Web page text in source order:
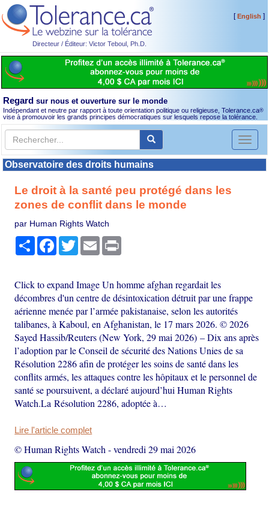
Directeur / Éditeur: Victor Teboul, Ph.D.
[English ]
Regard sur nous et ouverture sur le monde
Indépendant et neutre par rapport à toute orientation politique ou religieuse, Tolerance.ca®
vise à promouvoir les grands principes démocratiques sur lesquels repose la tolérance.
Toggle
Observatoire des droits humains
Le droit à la santé peu protégé dans les
zones de conflit dans le monde
par Human Rights Watch
PartagerFacebook
TwitterEmail
Click to expand Image Un homme afghan regardait les
décombres d'un centre de désintoxication détruit par une frappe
aérienne menée par l’armée pakistanaise, selon les autorités
talibanes, à Kaboul, en Afghanistan, le 17 mars 2026. © 2026
Sayed Hassib/Reuters (New York, 29 mai 2026) – Dix ans après
l’adoption par le Conseil de sécurité des Nations Unies de sa
Résolution 2286 afin de protéger les soins de santé dans les
conflits armés, les attaques contre les hôpitaux et le personnel de
santé se poursuivent, a déclaré aujourd’hui Human Rights
Watch.La Résolution 2286, adoptée à…
Lire l'article complet
© Human Rights Watch -vendredi 29 mai 2026